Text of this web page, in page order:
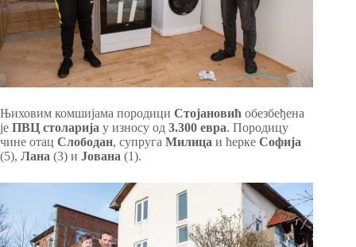
Њиховим комшијама породици Стојановић обезбеђена
је ПВЦ столарија у износу од 3.300 евра. Породицу
чине отац Слободан, супруга Милица и ћерке Софија
(5), Лана (3) и Јована (1).